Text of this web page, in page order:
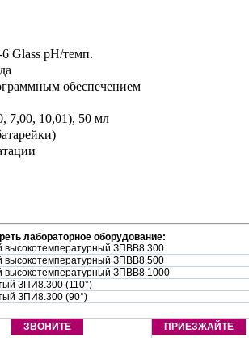
Glass рН/темп.
обеспечением
7,00, 10,01), 50 мл
лабораторное оборудование:
высокотемпературный ЗПВВ8.300
высокотемпературный ЗПВВ8.500
высокотемпературный ЗПВВ8.1000
ЗПИ8.300 (110°)
ЗПИ8.300 (90°)
ЗВОНИТЕ ПРИЕЗЖАЙТЕ